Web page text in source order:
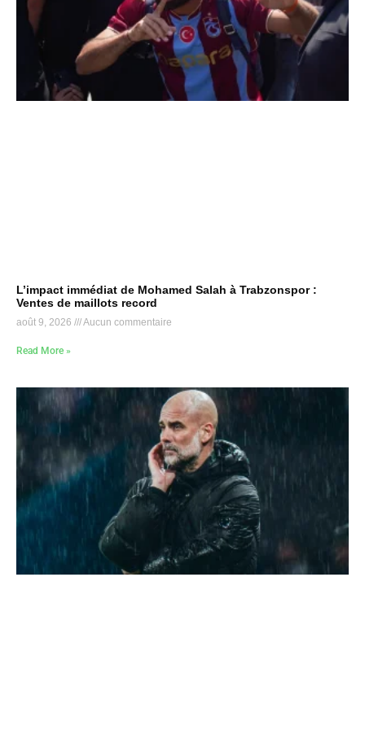
L’impact immédiat de Mohamed Salah à Trabzonspor :
Ventes de maillots record
août 9, 2026 Aucun commentaire
Read More »